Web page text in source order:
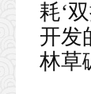
耗‘
开发
林草